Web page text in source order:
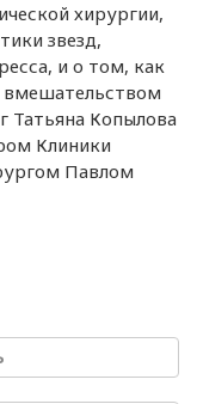
хирургии,
звезд,
и о том, как
вмешательством
Татьяна Копылова
Клиники
Павлом